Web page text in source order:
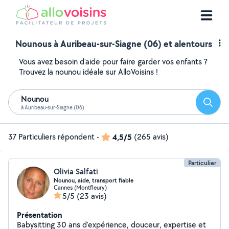
Nounous à Auribeau-sur-Siagne (06) et alentours
Vous avez besoin d'aide pour faire garder vos enfants ?
Trouvez la nounou idéale sur AlloVoisins !
Nounou
à Auribeau-sur-Siagne (06)
37 Particuliers répondent- 4,5/5 (265 avis)
Particulier
Olivia Salfati
Nounou, aide, transport fiable
Cannes (Montfleury)
5/5 (23 avis)
Présentation
Babysitting 30 ans d'expérience, douceur, expertise et